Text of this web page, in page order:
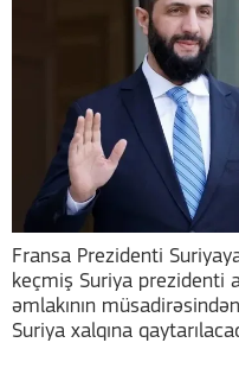
Fransa Prezidenti
keçmiş Suriya prezidenti
əmlakının
Suriya xalqına